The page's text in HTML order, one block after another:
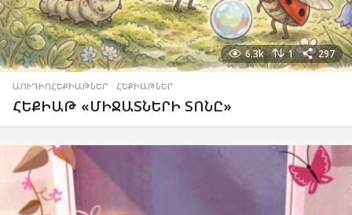
6.3k 1 297
ԱՈՒԴԻՈՀԵՔԻԱԹՆԵՐ ,ՀԵՔԻԱԹՆԵՐ
ՀԵՔԻԱԹ «ՄԻՋԱՏՆԵՐԻ ՏՈՆԸ»